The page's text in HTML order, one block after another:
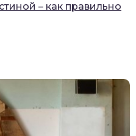
– как правильно